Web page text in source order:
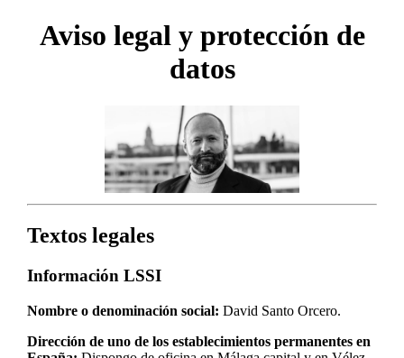
Aviso legal y protección de
datos
Textos legales
Información LSSI
Nombre o denominación social: David Santo Orcero.
Dirección de uno de los establecimientos permanentes en